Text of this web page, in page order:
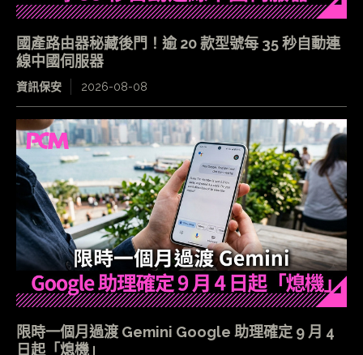
國產路由器秘藏後門！逾 20 款型號每 35 秒自動連
線中國伺服器
資訊保安 2026-08-08
限時一個月過渡 Gemini Google 助理確定 9 月 4
日起「熄機」